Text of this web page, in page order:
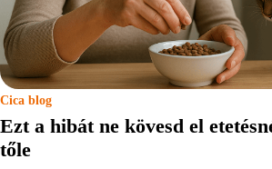
Cica blog
Ezt a hibát ne kövesd el
tőle